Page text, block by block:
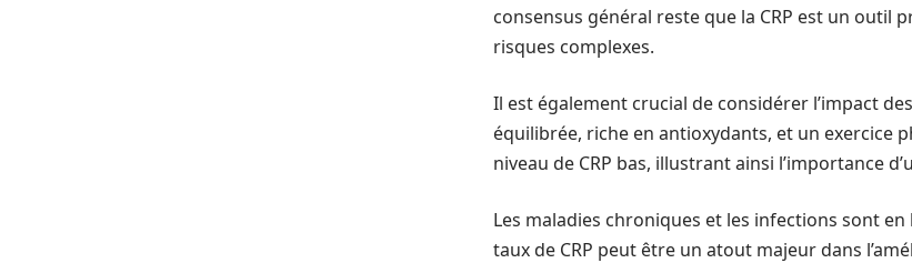
consensus général reste que la CRP est un outil
risques complexes.
Il est également crucial de considérer l’impact
équilibrée, riche en antioxydants, et un
niveau de CRP bas, illustrant ainsi l’importance
Les maladies chroniques et les infections sont en
taux de CRP peut être un atout majeur dans